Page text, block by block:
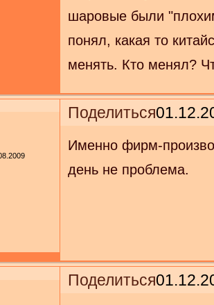
шаровые были
понял, какая то
менять. Кто менял?
Поделиться
Именно фирм-
день не проблема.
Поделиться